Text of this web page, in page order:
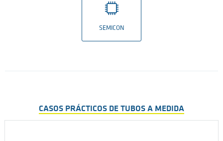
SEMICON
CASOS PRÁCTICOS DE TUBOS A MEDIDA